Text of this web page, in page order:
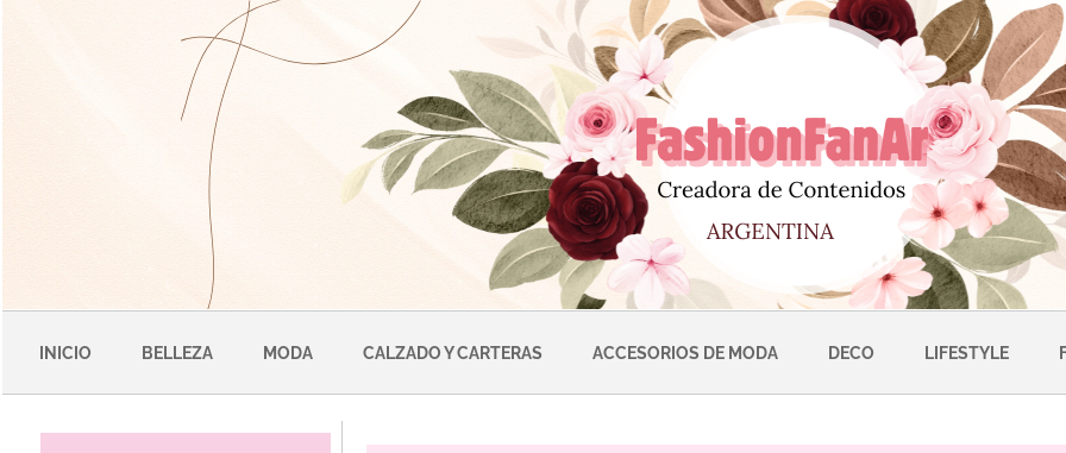
INICIO BELLEZA MODA CALZADO Y CARTERAS ACCESORIOS DE MODA DECO LIFESTYLE